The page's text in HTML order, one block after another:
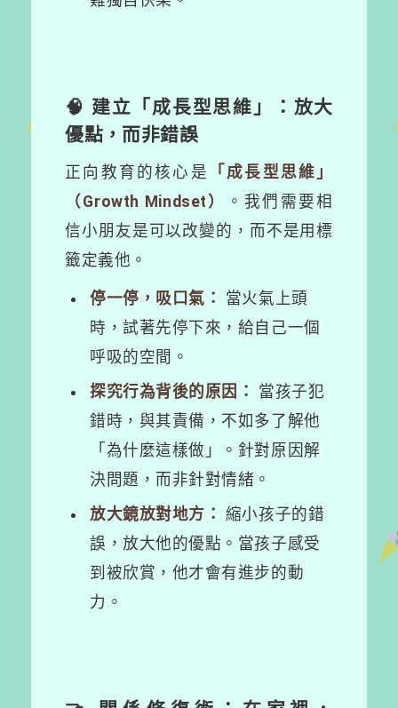
🧠 建立「成長型思維」：放大
優點，而非錯誤
正向教育的核心是
「成長型思維」
（Growth Mindset）
。我們需要相
信小朋友是可以改變的，而不是用標
籤定義他。
停一停，吸口氣：
當火氣上頭
時，試著先停下來，給自己一個
呼吸的空間。
探究行為背後的原因：
當孩子犯
錯時，與其責備，不如多了解他
「為什麼這樣做」。針對原因解
決問題，而非針對情緒。
放大鏡放對地方： 縮小孩子的錯
誤，放大他的優點。當孩子感受
到被欣賞，他才會有進步的動
力。